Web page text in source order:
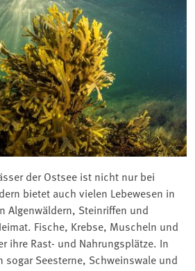
der Ostsee ist nicht nur bei
bietet auch vielen Lebewesen in
Algenwäldern, Steinriffen und
Fische, Krebse, Muscheln und
ihre Rast- und Nahrungsplätze. In
sogar Seesterne, Schweinswale und